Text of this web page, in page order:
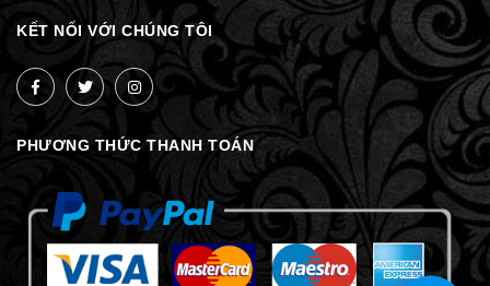
KẾT NỐI VỚI CHÚNG TÔI
PHƯƠNG THỨC THANH TOÁN